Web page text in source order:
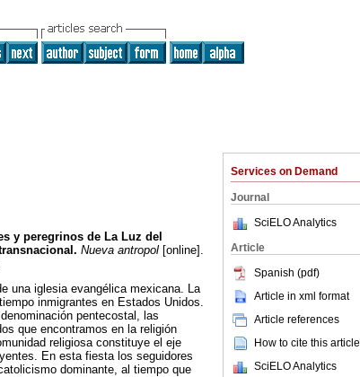
Services on Demand
Journal
SciELO Analytics
Article
Spanish (pdf)
Article in xml format
Article references
How to cite this article
SciELO Analytics
y peregrinos de La Luz del
. Nueva antropol [online].
una iglesia evangélica mexicana. La
inmigrantes en Estados Unidos.
pentecostal, las
que encontramos en la religión
religiosa constituye el eje
En esta fiesta los seguidores
dominante, al tiempo que